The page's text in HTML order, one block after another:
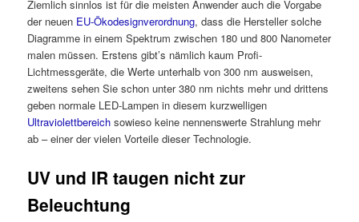
Ziemlich sinnlos ist für die meisten Anwender auch die Vorgabe
der neuen EU-Ökodesignverordnung, dass die Hersteller solche
Diagramme in einem Spektrum zwischen 180 und 800 Nanometer
malen müssen. Erstens gibt’s nämlich kaum Profi-
Lichtmessgeräte, die Werte unterhalb von 300 nm ausweisen,
zweitens sehen Sie schon unter 380 nm nichts mehr und drittens
geben normale LED-Lampen in diesem kurzwelligen
Ultraviolettbereich sowieso keine nennenswerte Strahlung mehr
ab – einer der vielen Vorteile dieser Technologie.
UV und IR taugen nicht zur
Beleuchtung